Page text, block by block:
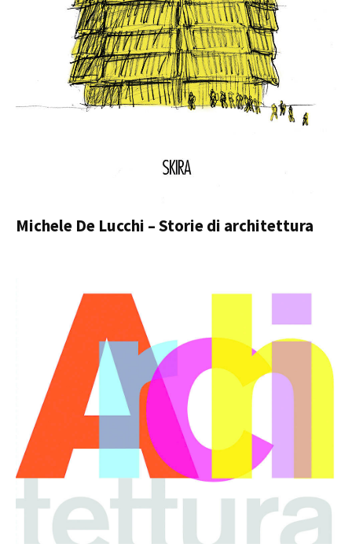
Michele De Lucchi – Storie di architettura